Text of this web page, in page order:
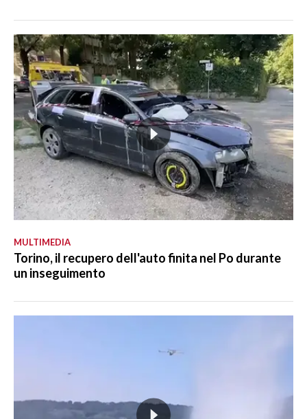
MULTIMEDIA
Torino, il recupero dell'auto finita nel Po durante
un inseguimento